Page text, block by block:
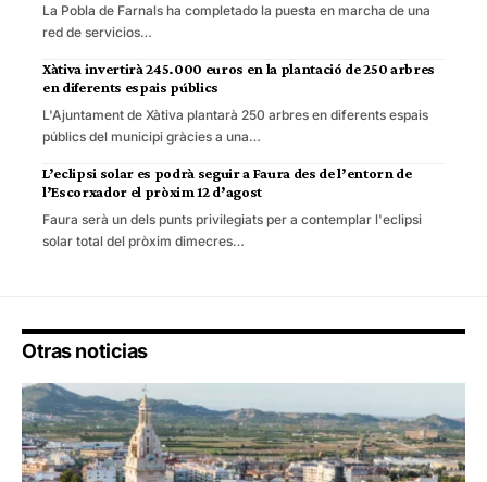
La Pobla de Farnals ha completado la puesta en marcha de una
red de servicios…
Xàtiva invertirà 245.000 euros en la plantació de 250 arbres
en diferents espais públics
L'Ajuntament de Xàtiva plantarà 250 arbres en diferents espais
públics del municipi gràcies a una…
L’eclipsi solar es podrà seguir a Faura des de l’entorn de
l’Escorxador el pròxim 12 d’agost
Faura serà un dels punts privilegiats per a contemplar l'eclipsi
solar total del pròxim dimecres…
Otras noticias